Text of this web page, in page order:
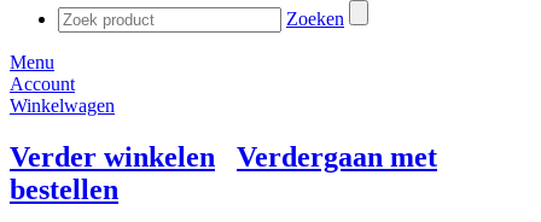
Zoeken
Menu
Account
Winkelwagen
Verder winkelen
Verdergaan met
bestellen